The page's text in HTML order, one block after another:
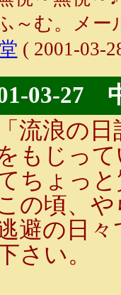
～む。メー
( 2001-03-
03-27
流浪の日
もじっ
ちょっ
の頃、や
避の日
さい。